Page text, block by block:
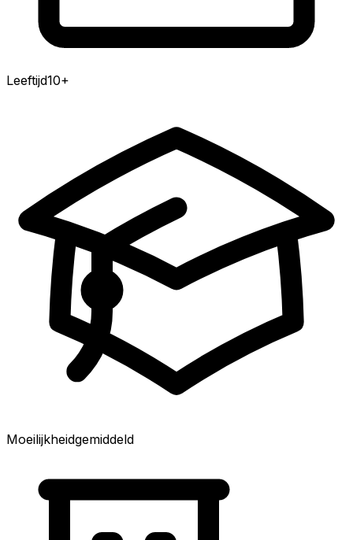
Leeftijd10+
Moeilijkheidgemiddeld